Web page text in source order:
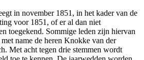
in november 1851, in het kader van de
voor 1851, of er al dan niet
toegekend. Sommige leden zijn hiervan
name de heren Knokke van der
Met acht tegen drie stemmen wordt